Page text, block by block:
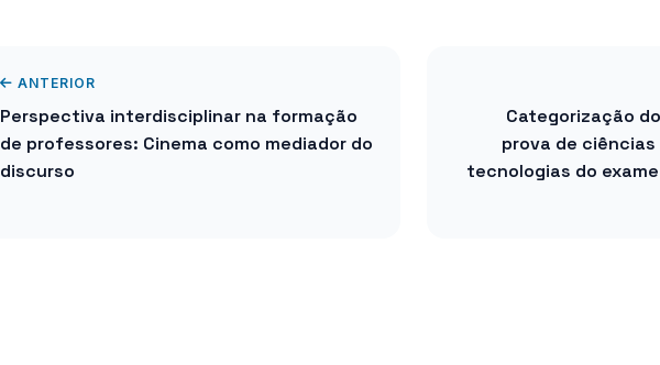
ANTERIOR
Perspectiva interdisciplinar na formação
de professores: Cinema como mediador do
discurso
Categorização
prova de
tecnologias do